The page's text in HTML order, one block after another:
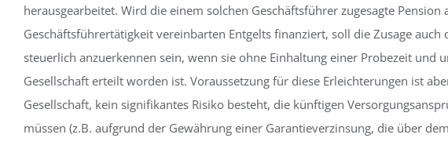
herausgearbeitet. Wird die einem solchen Geschäftsführer zugesagte
Geschäftsführertätigkeit vereinbarten Entgelts finanziert, soll die Zusage
steuerlich anzuerkennen sein, wenn sie ohne Einhaltung einer Probezeit
Gesellschaft erteilt worden ist. Voraussetzung für diese Erleichterungen ist
Gesellschaft, kein signifikantes Risiko besteht, die künftigen
müssen (z.B. aufgrund der Gewährung einer Garantieverzinsung, die über